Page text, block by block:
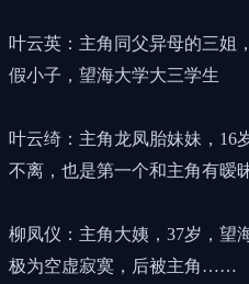
叶云英：主角同父异母的三姐
假小子，望海大学大三学生
叶云绮：主角龙凤胎妹妹，16
不离，也是第一个和主角有暧
柳凤仪：主角大姨，37岁，望
极为空虚寂寞，后被主角……